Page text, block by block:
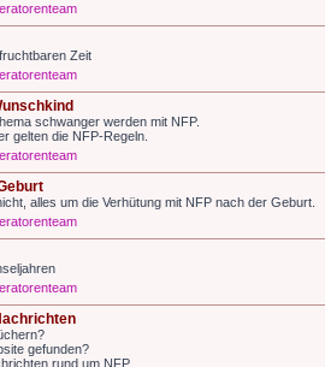
Zeit
schwanger werden mit NFP.
gelten die NFP-Regeln.
alles um die Verhütung mit NFP nach der Geburt.
gefunden?
rund um NFP